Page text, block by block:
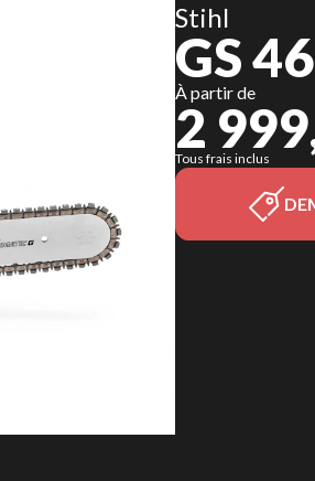
Stihl
GS
À partir de
2
Tous frais inclus